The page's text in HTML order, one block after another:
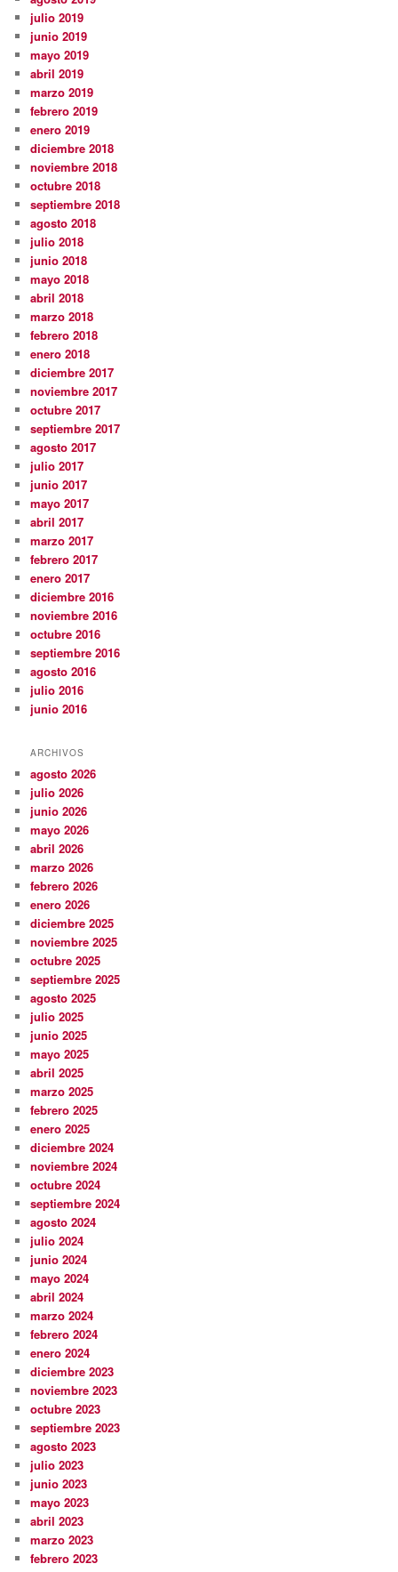
julio 2019
junio 2019
mayo 2019
abril 2019
marzo 2019
febrero 2019
enero 2019
diciembre 2018
noviembre 2018
octubre 2018
septiembre 2018
agosto 2018
julio 2018
junio 2018
mayo 2018
abril 2018
marzo 2018
febrero 2018
enero 2018
diciembre 2017
noviembre 2017
octubre 2017
septiembre 2017
agosto 2017
julio 2017
junio 2017
mayo 2017
abril 2017
marzo 2017
febrero 2017
enero 2017
diciembre 2016
noviembre 2016
octubre 2016
septiembre 2016
agosto 2016
julio 2016
junio 2016
ARCHIVOS
agosto 2026
julio 2026
junio 2026
mayo 2026
abril 2026
marzo 2026
febrero 2026
enero 2026
diciembre 2025
noviembre 2025
octubre 2025
septiembre 2025
agosto 2025
julio 2025
junio 2025
mayo 2025
abril 2025
marzo 2025
febrero 2025
enero 2025
diciembre 2024
noviembre 2024
octubre 2024
septiembre 2024
agosto 2024
julio 2024
junio 2024
mayo 2024
abril 2024
marzo 2024
febrero 2024
enero 2024
diciembre 2023
noviembre 2023
octubre 2023
septiembre 2023
agosto 2023
julio 2023
junio 2023
mayo 2023
abril 2023
marzo 2023
febrero 2023